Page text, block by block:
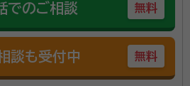
でのご相談 無料
談も受付中 無料